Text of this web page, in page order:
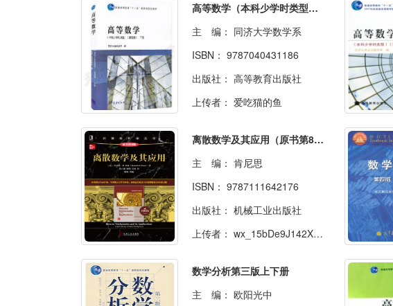
高等数学（本科少学时类型）第四版 下册
主 编： 同济大学数学系
ISBN： 9787040431186
出版社： 高等教育出版社
上传者： 爱吃猫的鱼
离散数学及其应用（原书第8版·本科教学版）
主 编： 肯尼思
ISBN： 9787111642176
出版社： 机械工业出版社
上传者： wx_15bDe9J142X5271
数学分析第三版上下册
主 编： 欧阳光中